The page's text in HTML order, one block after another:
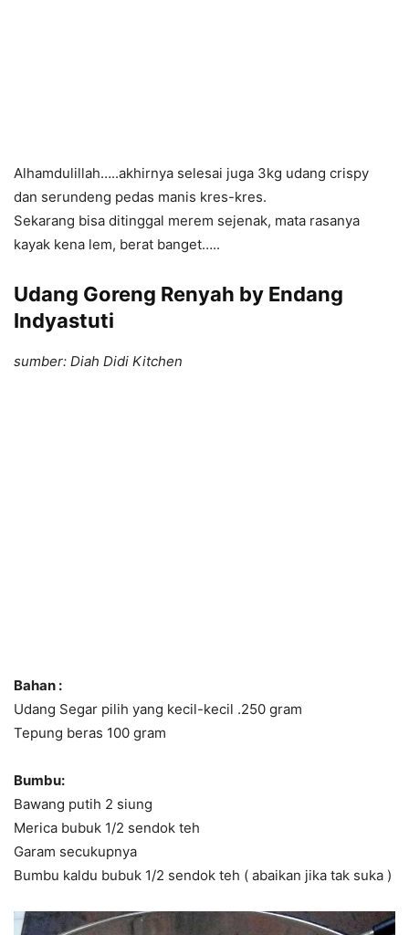
Alhamdulillah…..akhirnya selesai juga 3kg udang crispy
dan serundeng pedas manis kres-kres.
Sekarang bisa ditinggal merem sejenak, mata rasanya
kayak kena lem, berat banget…..
Udang Goreng Renyah by Endang
Indyastuti
sumber: Diah Didi Kitchen
Bahan :
Udang Segar pilih yang kecil-kecil .250 gram
Tepung beras 100 gram
Bumbu:
Bawang putih 2 siung
Merica bubuk 1/2 sendok teh
Garam secukupnya
Bumbu kaldu bubuk 1/2 sendok teh ( abaikan jika tak suka )